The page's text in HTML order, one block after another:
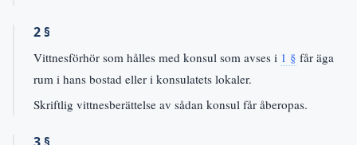
2 §
Vittnesförhör som hålles med konsul som avses i 1 § får äga
rum i hans bostad eller i konsulatets lokaler.
Skriftlig vittnesberättelse av sådan konsul får åberopas.